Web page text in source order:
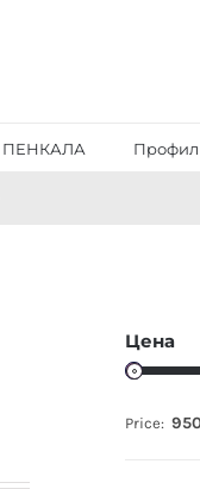
ПЕНКАЛА Профил
Цена
Price: